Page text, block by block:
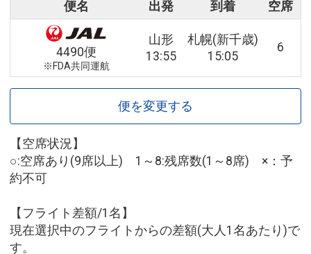
便名 出発 到着 空席
4490便
※FDA共同運航
山形
13:55
札幌(新千歳)
15:05
6
便を変更する
【空席状況】
○:空席あり(9席以上) 1～8:残席数(1～8席) ×：予
約不可
【フライト差額/1名】
現在選択中のフライトからの差額(大人1名あたり)で
す。